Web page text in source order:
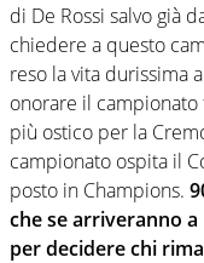
di De Rossi salvo già
chiedere a questo
reso la vita durissima
onorare il
più ostico per la
campionato ospita il
posto in Champions.
che se arriveranno
per decidere chi